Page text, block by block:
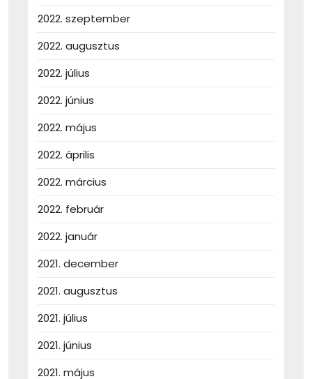
2022. szeptember
2022. augusztus
2022. július
2022. június
2022. május
2022. április
2022. március
2022. február
2022. január
2021. december
2021. augusztus
2021. július
2021. június
2021. május